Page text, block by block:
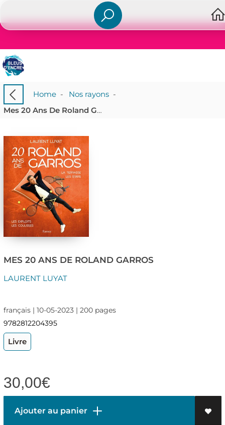
Home- Nos rayons-
Mes 20 Ans De Roland Garros
MES 20 ANS DE ROLAND GARROS
LAURENT LUYAT
français | 10-05-2023 | 200 pages
9782812204395
Livre
30,00€
Ajouter au panier